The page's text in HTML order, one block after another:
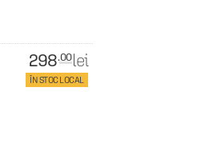
298.00lei
ÎN STOC LOCAL